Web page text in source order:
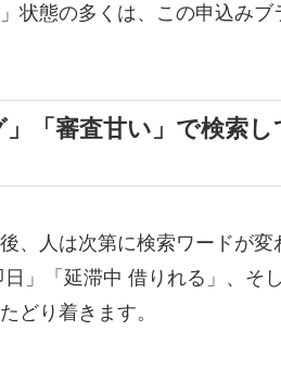
状態の多くは、この申込み
」「審査甘い」で検索
、人は次第に検索ワードが
」「延滞中 借りれる」、そ
どり着きます。